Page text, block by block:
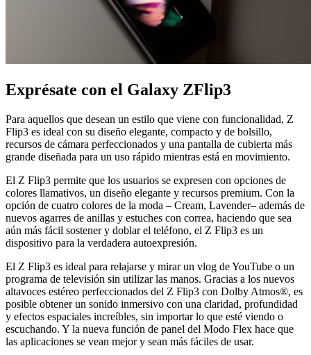
Exprésate con el Galaxy ZFlip3
Para aquellos que desean un estilo que viene con funcionalidad, Z
Flip3 es ideal con su diseño elegante, compacto y de bolsillo,
recursos de cámara perfeccionados y una pantalla de cubierta más
grande diseñada para un uso rápido mientras está en movimiento.
El Z Flip3 permite que los usuarios se expresen con opciones de
colores llamativos, un diseño elegante y recursos premium. Con la
opción de cuatro colores de la moda – Cream, Lavender– además de
nuevos agarres de anillas y estuches con correa, haciendo que sea
aún más fácil sostener y doblar el teléfono, el Z Flip3 es un
dispositivo para la verdadera autoexpresión.
El Z Flip3 es ideal para relajarse y mirar un vlog de YouTube o un
programa de televisión sin utilizar las manos. Gracias a los nuevos
altavoces estéreo perfeccionados del Z Flip3 con Dolby Atmos®, es
posible obtener un sonido inmersivo con una claridad, profundidad
y efectos espaciales increíbles, sin importar lo que esté viendo o
escuchando. Y la nueva función de panel del Modo Flex hace que
las aplicaciones se vean mejor y sean más fáciles de usar.